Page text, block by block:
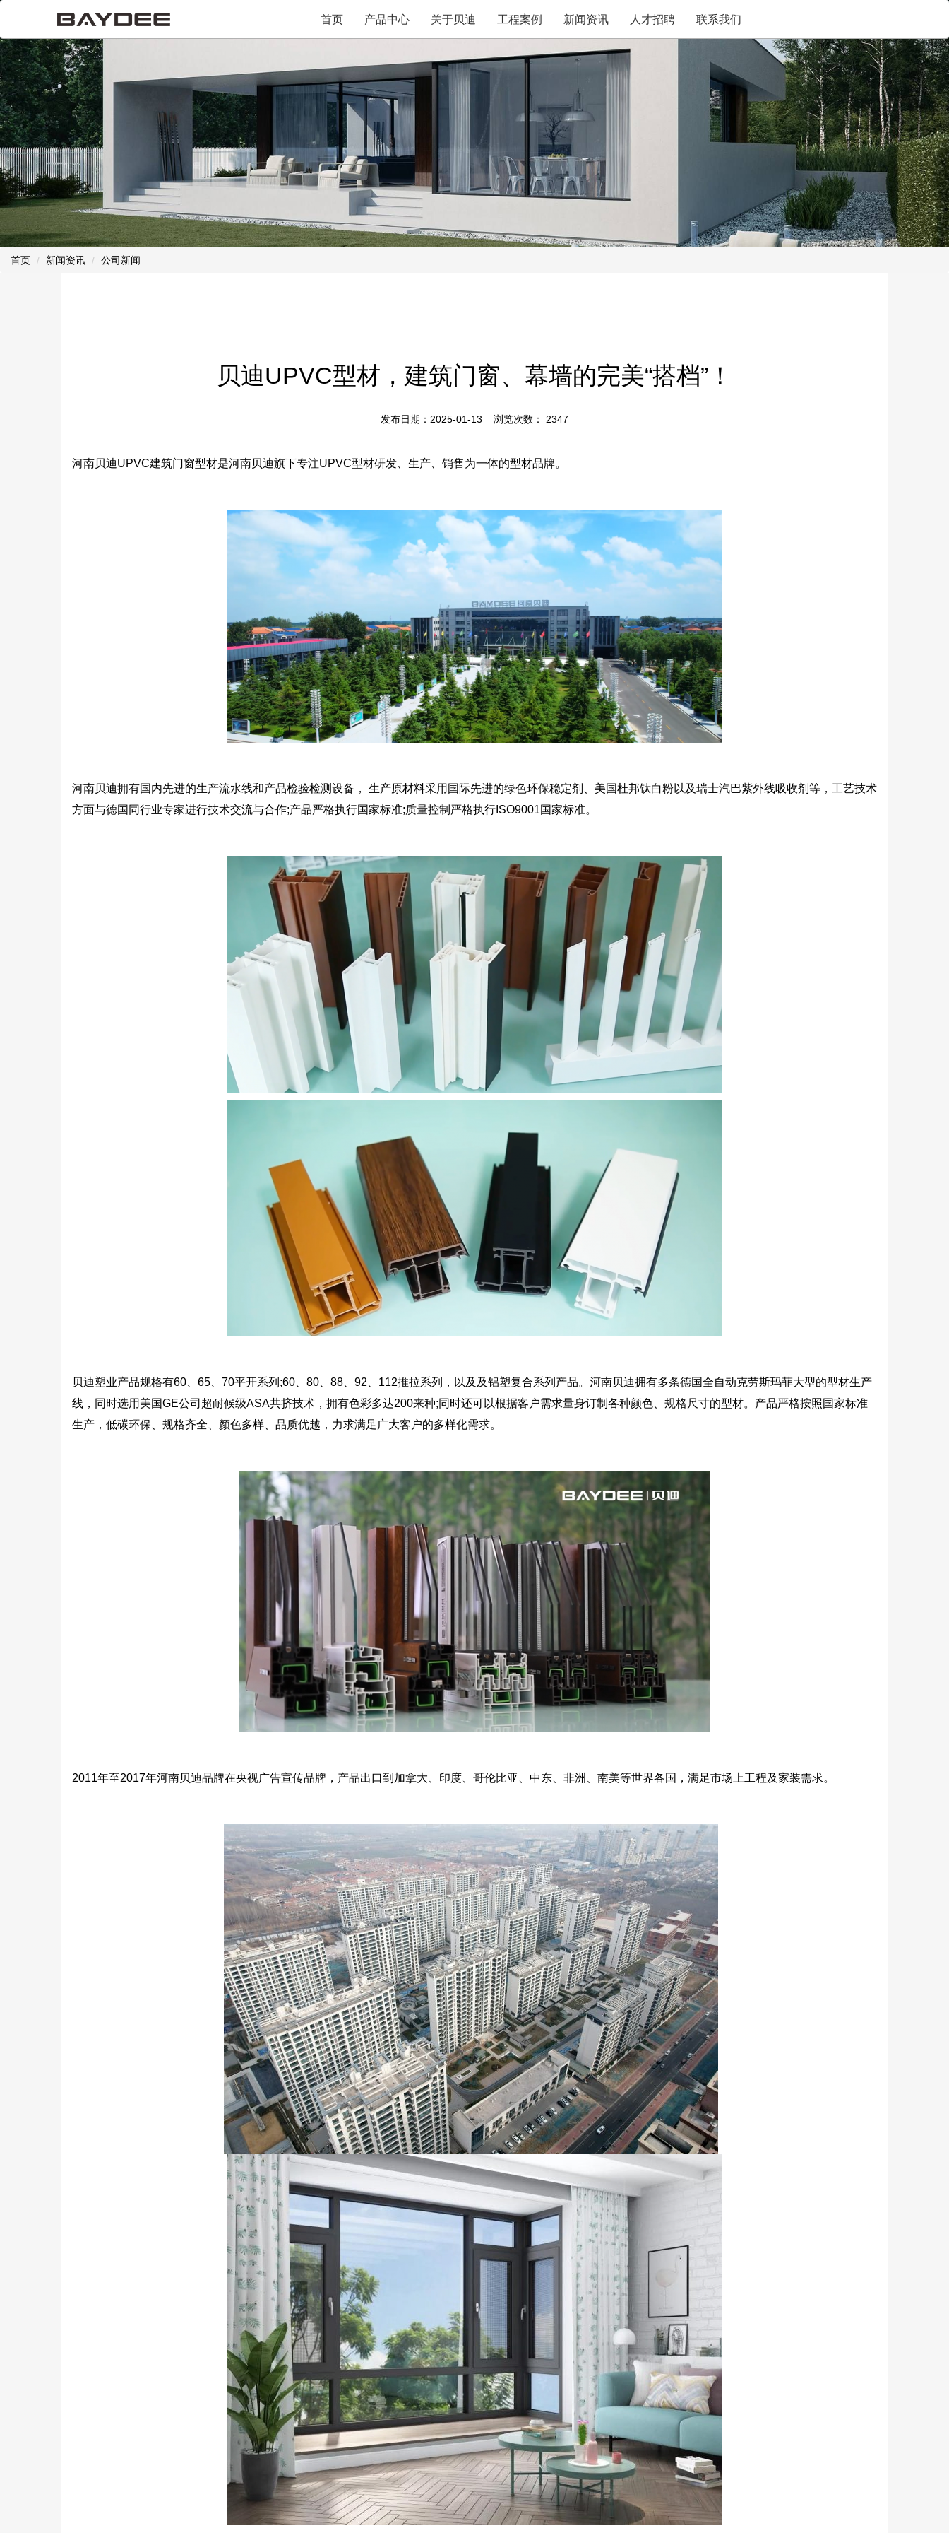
首页 产品中心 关于贝迪 工程案例 新闻资讯 人才招聘 联系我们
首页 新闻资讯 公司新闻
贝迪UPVC型材，建筑门窗、幕墙的完美“搭档”！
发布日期：2025-01-13 浏览次数： 2347
河南贝迪UPVC建筑门窗型材是河南贝迪旗下专注UPVC型材研发、生产、销售为一体的型材品牌。
河南贝迪拥有国内先进的生产流水线和产品检验检测设备， 生产原材料采用国际先进的绿色环保稳定剂、美国杜邦钛白粉以及瑞士汽巴紫外线吸收剂等，工艺技术
方面与德国同行业专家进行技术交流与合作;产品严格执行国家标准;质量控制严格执行ISO9001国家标准。
贝迪塑业产品规格有60、65、70平开系列;60、80、88、92、112推拉系列，以及及铝塑复合系列产品。河南贝迪拥有多条德国全自动克劳斯玛菲大型的型材生产
线，同时选用美国GE公司超耐候级ASA共挤技术，拥有色彩多达200来种;同时还可以根据客户需求量身订制各种颜色、规格尺寸的型材。产品严格按照国家标准
生产，低碳环保、规格齐全、颜色多样、品质优越，力求满足广大客户的多样化需求。
2011年至2017年河南贝迪品牌在央视广告宣传品牌，产品出口到加拿大、印度、哥伦比亚、中东、非洲、南美等世界各国，满足市场上工程及家装需求。